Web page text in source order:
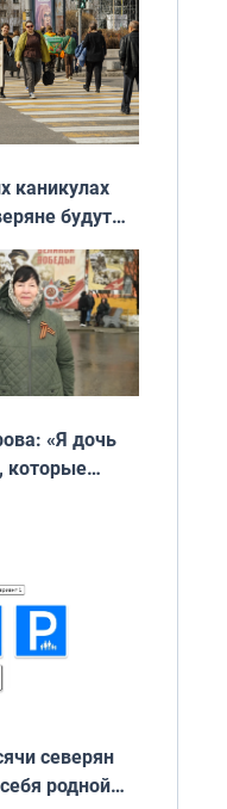
каникулах
будут
«Я дочь
которые
северян
родной